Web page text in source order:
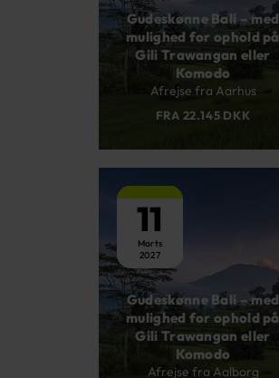
Gudeskønne Bali – med
mulighed for ophold på
Gili Trawangan eller
Komodo
Afrejse fra Aarhus
FRA 22.145 DKK
11
Marts
2027
Gudeskønne Bali – med
mulighed for ophold på
Gili Trawangan eller
Komodo
Afrejse fra Aalborg